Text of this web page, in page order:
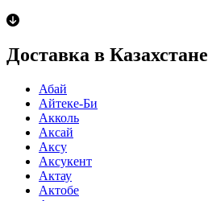
Доставка в Казахстане
Абай
Айтеке-Би
Акколь
Аксай
Аксу
Аксукент
Актау
Актобе